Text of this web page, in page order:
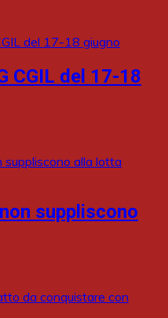
CGIL del 17-18
suppliscono